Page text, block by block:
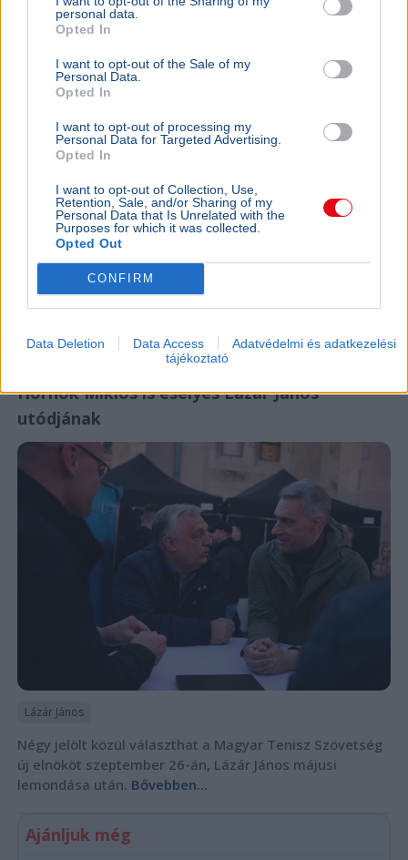
personal data.
Opted In
I want to opt-out of the Sale of my
Personal Data.
Opted In
I want to opt-out of processing my
Personal Data for Targeted Advertising.
Opted In
I want to opt-out of Collection, Use,
Retention, Sale, and/or Sharing of my
Personal Data that Is Unrelated with the
Purposes for which it was collected.
Opted Out
CONFIRM
Data Deletion Data Access
Adatvédelmi és adatkezelési
tájékoztató
BELFÖLD
Összeomlás szélén a víziközmű-rendszer:
A teljes éves bevételt a csövek
cseréjére kellene költeni
A magyar víziközmű-hálózat közel 80 százaléka
kritikus állapotban van, a csőtörések száma
pedig exponenciálisan nő. Kovács Károly szerint a
Az Amundi
kegyelmi
2026. augusztus 7.
Hornok Miklós is esélyes Lázár János
utódjának
Lázár János
Négy jelölt közül választhat a Magyar Tenisz Szövetség
új elnököt szeptember 26-án, Lázár János májusi
lemondása után. Bővebben...
Ajánljuk még